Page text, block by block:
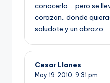
conocerlo…. pero se
corazon.. donde
saludote y un abrazo
Cesar Llanes
May 19, 2010, 9:31 pm